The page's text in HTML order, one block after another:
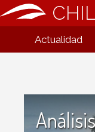
Actualidad